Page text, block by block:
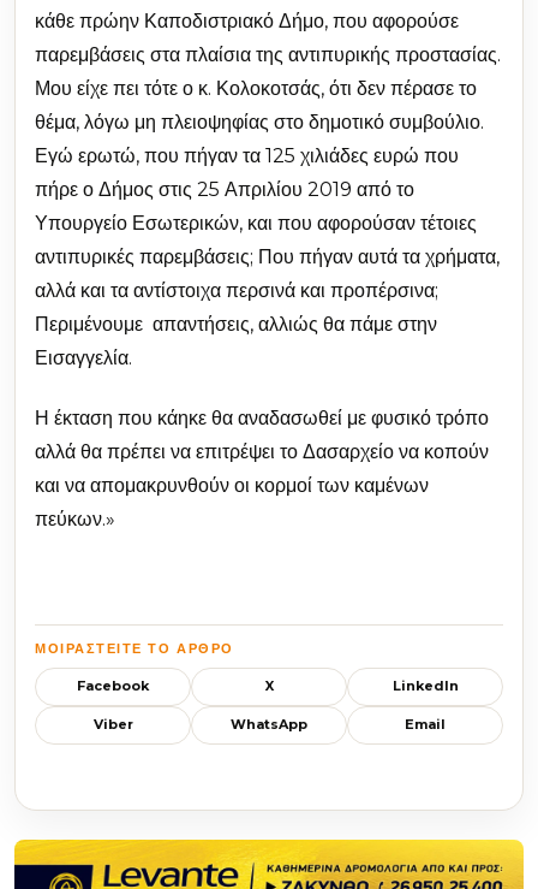
κάθε πρώην Καποδιστριακό Δήμο, που αφορούσε
παρεμβάσεις στα πλαίσια της αντιπυρικής προστασίας.
Μου είχε πει τότε ο κ. Κολοκοτσάς, ότι δεν πέρασε το
θέμα, λόγω μη πλειοψηφίας στο δημοτικό συμβούλιο.
Εγώ ερωτώ, που πήγαν τα 125 χιλιάδες ευρώ που
πήρε ο Δήμος στις 25 Απριλίου 2019 από το
Υπουργείο Εσωτερικών, και που αφορούσαν τέτοιες
αντιπυρικές παρεμβάσεις; Που πήγαν αυτά τα χρήματα,
αλλά και τα αντίστοιχα περσινά και προπέρσινα;
Περιμένουμε απαντήσεις, αλλιώς θα πάμε στην
Εισαγγελία.
Η έκταση που κάηκε θα αναδασωθεί με φυσικό τρόπο
αλλά θα πρέπει να επιτρέψει το Δασαρχείο να κοπούν
και να απομακρυνθούν οι κορμοί των καμένων
πεύκων.»
ΜΟΙΡΑΣΤΕΊΤΕ ΤΟ ΆΡΘΡΟ
Facebook X LinkedIn
Viber WhatsApp Email